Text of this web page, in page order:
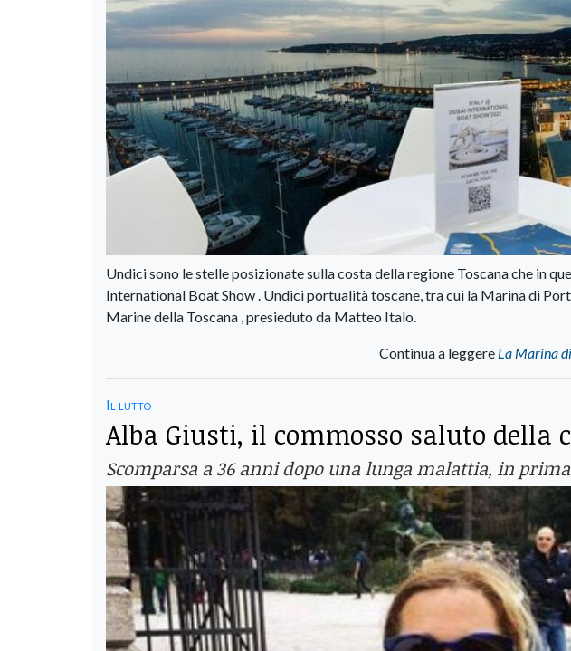
Undici sono le stelle posizionate sulla costa della regione Toscana che in
International Boat Show . Undici portualità toscane, tra cui la Marina di
Marine della Toscana , presieduto da Matteo Italo.
Continua a leggere La Marina
Il lutto
Alba Giusti, il commosso saluto della
Scomparsa a 36 anni dopo una lunga malattia, in